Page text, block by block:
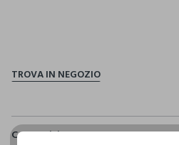
Composizione e cura